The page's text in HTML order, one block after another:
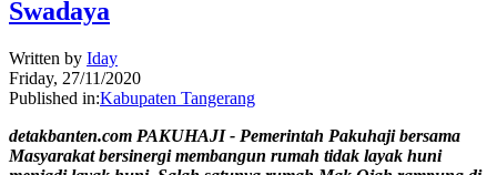
Swadaya
Written by Iday
Friday, 27/11/2020
Published in:Kabupaten Tangerang
detakbanten.com PAKUHAJI - Pemerintah Pakuhaji bersama
Masyarakat bersinergi membangun rumah tidak layak huni